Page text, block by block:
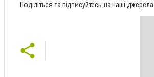
Поділіться та підписуйтесь на наші джерела